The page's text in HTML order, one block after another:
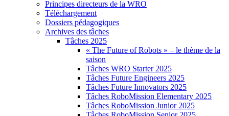
Principes directeurs de la WRO
Téléchargement
Dossiers pédagogiques
Archives des tâches
Tâches 2025
« The Future of Robots » – le thème de la
saison
Tâches WRO Starter 2025
Tâches Future Engineers 2025
Tâches Future Innovators 2025
Tâches RoboMission Elementary 2025
Tâches RoboMission Junior 2025